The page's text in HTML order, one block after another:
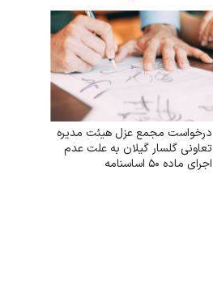
درخواست مجمع عزل هیئت مدیره
تعاونی گلسار گیلان به علت عدم
اجرای ماده ۵۰ اساسنامه